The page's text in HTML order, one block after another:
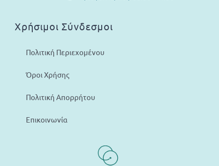
Χρήσιμοι Σύνδεσμοι
Πολιτική Περιεχομένου
Όροι Χρήσης
Πολιτική Απορρήτου
Επικοινωνία